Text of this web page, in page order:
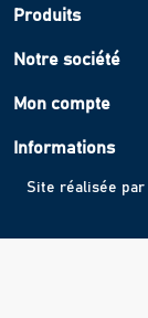
Produits
Notre société
Mon compte
Informations
Site réalisée par